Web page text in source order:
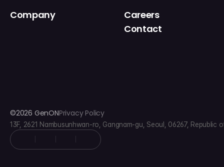
Company
Careers
Contact
©2026 GenONPrivacy Policy
13F, 2621 Nambusunhwan-ro, Gangnam-gu, Seoul, 06267, Republic